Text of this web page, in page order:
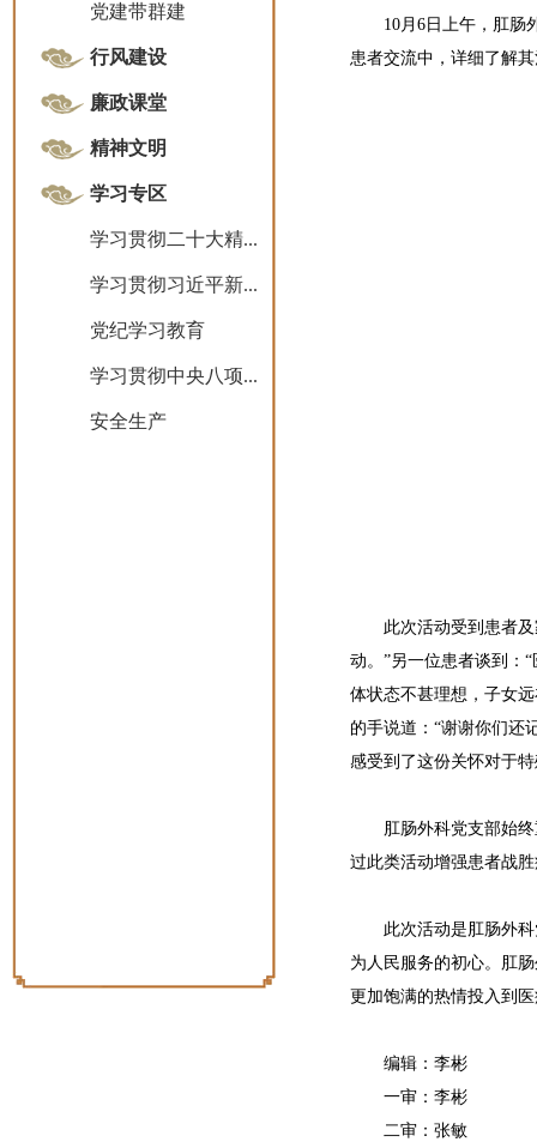
党建带群建
行风建设
廉政课堂
精神文明
学习专区
学习贯彻二十大精...
学习贯彻习近平新...
党纪学习教育
学习贯彻中央八项...
安全生产
10月6日上午，肛肠
患者交流中，详细了解
此次活动受到患者
动。”另一位患者谈到：
体状态不甚理想，子女
的手说道：“谢谢你们还
感受到了这份关怀对于
肛肠外科党支部始
过此类活动增强患者战
此次活动是肛肠外
为人民服务的初心。肛
更加饱满的热情投入到
编辑：李彬
一审：李彬
二审：张敏